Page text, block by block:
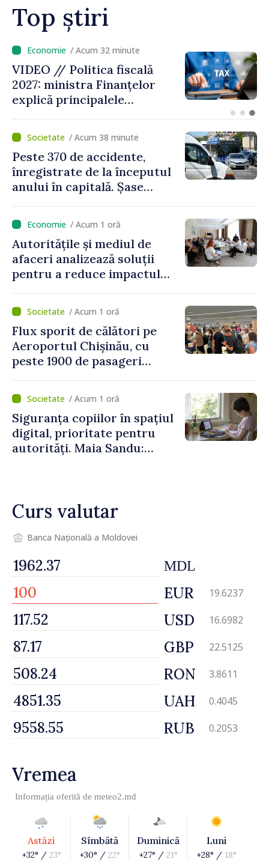
Top știri
/ Acum 9 minute
VIDEO // Moldelectrica:
consumatorii finali nu au
fost afectați în urma
Dnestrovsk. Lucrările de
reparație vor fi efectuate în
regim prioritar
/ Acum 38 minute
Peste 370 de accidente,
înregistrate de la începutul
anului în capitală. Șase
/ Acum 1 oră
Autoritățile și mediul de
afaceri analizează soluții
pentru a reduce impactul
asupra economiei
/ Acum 1 oră
Flux sporit de călători pe
Aeroportul Chișinău, cu
peste 1900 de pasageri
de vârf a concediilor
/ Acum 1 oră
Siguranța copiilor în spațiul
digital, prioritate pentru
autorități. Maia Sandu:
Curs valutar
Banca Națională a Moldovei
MDL
EUR 19.6237
USD 16.6982
GBP 22.5125
RON 3.8611
UAH 0.4045
RUB 0.2053
Vremea
Informația oferită de meteo2.md
Astăzi
+32° / 23°
Sîmbătă
+30° / 22°
Duminică
+27° / 21°
Luni
+28° / 18°